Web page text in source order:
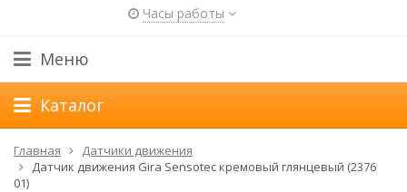
Часы работы
Меню
Каталог
Главная
Датчики движения
Датчик движения Gira Sensotec кремовый глянцевый (2376
01)